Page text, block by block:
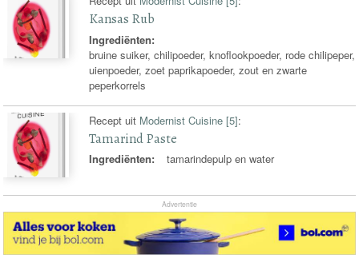
Kansas Rub
Ingrediënten:
bruine suiker, chilipoeder, knoflookpoeder, rode chilipeper,
uienpoeder, zoet paprikapoeder, zout en zwarte
peperkorrels
Recept uit Modernist Cuisine [5]:
Tamarind Paste
Ingrediënten: tamarindepulp en water
Advertentie